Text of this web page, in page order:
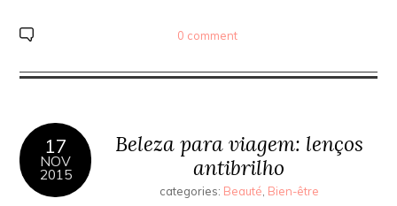
0 comment
17
NOV
2015
Beleza para viagem: lenços
antibrilho
categories: Beauté, Bien-être